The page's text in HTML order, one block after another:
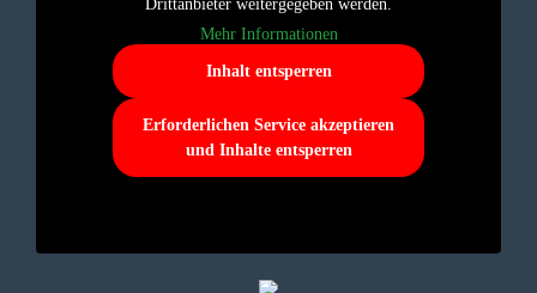
Drittanbieter weitergegeben werden.
Mehr Informationen
Inhalt entsperren
Erforderlichen Service akzeptieren
und Inhalte entsperren